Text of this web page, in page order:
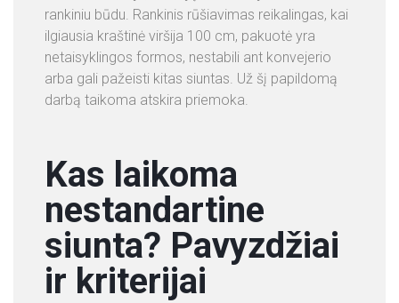
rankiniu būdu. Rankinis rūšiavimas reikalingas, kai
ilgiausia kraštinė viršija 100 cm, pakuotė yra
netaisyklingos formos, nestabili ant konvejerio
arba gali pažeisti kitas siuntas. Už šį papildomą
darbą taikoma atskira priemoka.
Kas laikoma
nestandartine
siunta? Pavyzdžiai
ir kriterijai